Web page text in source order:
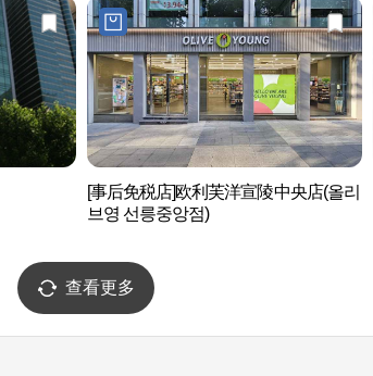
[事后免税店]欧利芙洋宣陵中央店(올리
브영 선릉중앙점)
查看更多